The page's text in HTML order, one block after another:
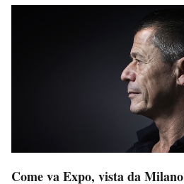
Come va Expo, vista da Milano